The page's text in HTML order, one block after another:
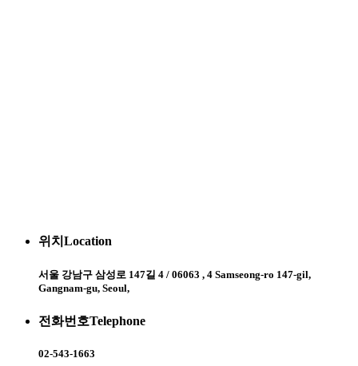
위치 Location
서울 강남구 삼성로 147길 4 / 06063 , 4 Samseong-ro 147-gil,
Gangnam-gu, Seoul,
전화번호Telephone
02-543-1663